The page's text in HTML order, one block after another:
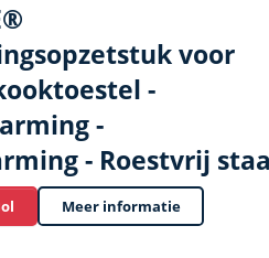
voor
-
-
- Roestvrij
Meer informatie